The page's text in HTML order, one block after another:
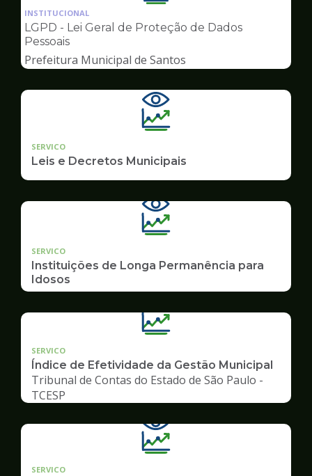
da
pagina
Transparência
INSTITUCIONAL
LGPD - Lei Geral de Proteção de Dados
Pessoais
Prefeitura Municipal de Santos
SERVICO
Leis e Decretos Municipais
SERVICO
Instituições de Longa Permanência para
Idosos
SERVICO
Índice de Efetividade da Gestão Municipal
Tribunal de Contas do Estado de São Paulo -
TCESP
SERVICO